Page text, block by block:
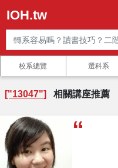
IOH.tw
校系總覽 選科系
["13047"] 相關講座推薦